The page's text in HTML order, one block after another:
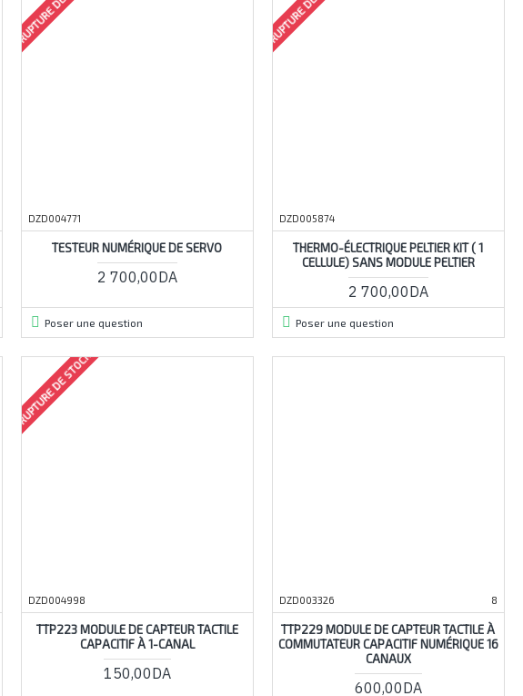
DZD004771
TESTEUR NUMÉRIQUE DE SERVO
2 700,00DA
Poser une question
DZD005874
THERMO-ÉLECTRIQUE PELTIER KIT ( 1
CELLULE) SANS MODULE PELTIER
2 700,00DA
Poser une question
RUPTURE DE STOCK
DZD004998
TTP223 MODULE DE CAPTEUR TACTILE
CAPACITIF À 1-CANAL
150,00DA
DZD003326 8
TTP229 MODULE DE CAPTEUR TACTILE À
COMMUTATEUR CAPACITIF NUMÉRIQUE 16
CANAUX
600,00DA